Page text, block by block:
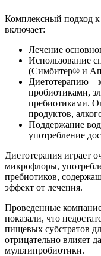
Комплексный подход
включает:
Лечение
Использование
(Симбитер® и
Диетотерапию –
пробиотиками,
пребиотиками.
продуктов,
Поддержание
употребление
Диетотерапия играет
микрофлоры,
пребиотиков,
эффект от лечения.
Проведенные
показали, что
пищевых субстратов
отрицательно влияет
мультипробиотики.